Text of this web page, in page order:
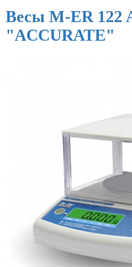
Весы M-ER 122
"ACCURATE"